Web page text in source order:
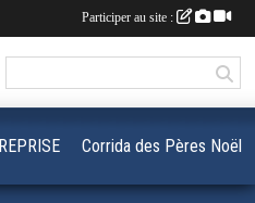
Corrida des Pères Noël
Participer au site :